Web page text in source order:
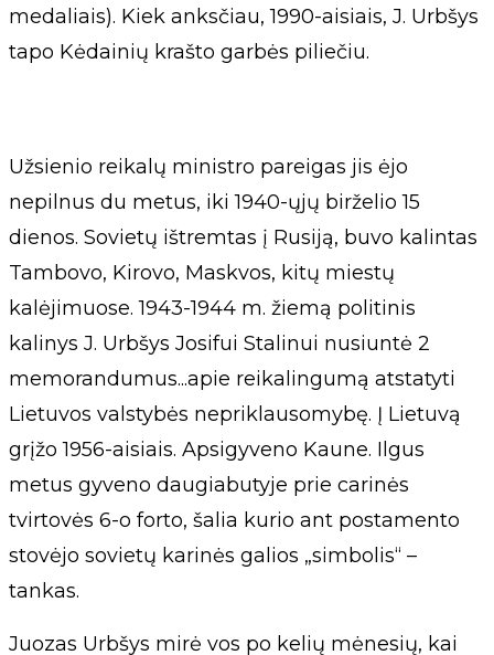
medaliais). Kiek anksčiau, 1990-aisiais, J. Urbšys
tapo Kėdainių krašto garbės piliečiu.
Užsienio reikalų ministro pareigas jis ėjo
nepilnus du metus, iki 1940-ųjų birželio 15
dienos. Sovietų ištremtas į Rusiją, buvo kalintas
Tambovo, Kirovo, Maskvos, kitų miestų
kalėjimuose. 1943-1944 m. žiemą politinis
kalinys J. Urbšys Josifui Stalinui nusiuntė 2
memorandumus...apie reikalingumą atstatyti
Lietuvos valstybės nepriklausomybę. Į Lietuvą
grįžo 1956-aisiais. Apsigyveno Kaune. Ilgus
metus gyveno daugiabutyje prie carinės
tvirtovės 6-o forto, šalia kurio ant postamento
stovėjo sovietų karinės galios „simbolis“ –
tankas.
Juozas Urbšys mirė vos po kelių mėnesių, kai